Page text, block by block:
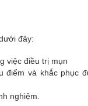
đây:
việc điều trị mụn
và khắc phục
nghiệm.